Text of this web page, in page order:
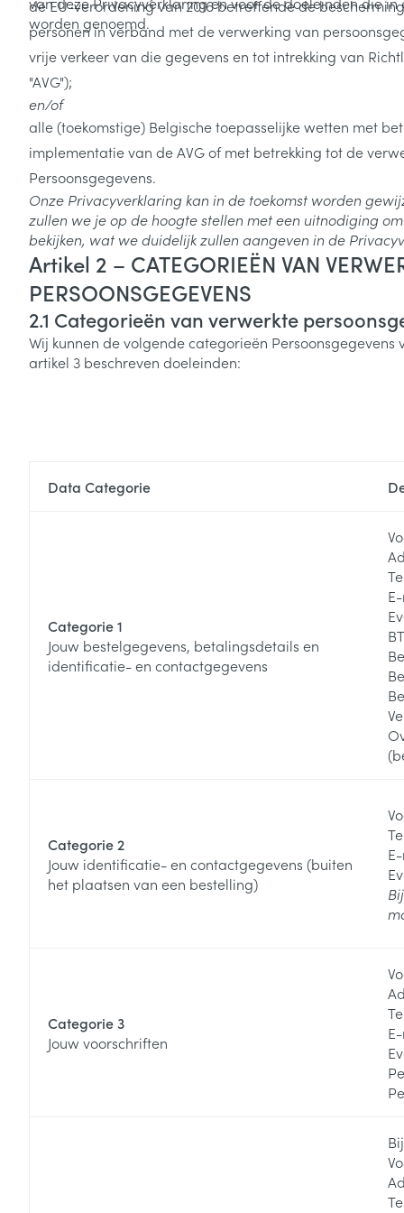
worden genoemd.
de EU-verordening van 2016 betreffende de
personen in verband met de verwerking van
vrije verkeer van die gegevens en tot intrekking van
"AVG");
en/of
alle (toekomstige) Belgische toepasselijke wetten met
implementatie van de AVG of met betrekking tot de
Persoonsgegevens.
Onze Privacyverklaring kan in de toekomst worden
zullen we je op de hoogte stellen met een uitnodiging
bekijken, wat we duidelijk zullen aangeven in de
Artikel 2 – CATEGORIEËN VAN
PERSOONSGEGEVENS
2.1 Categorieën van verwerkte
Wij kunnen de volgende categorieën Persoonsgegevens
artikel 3 beschreven doeleinden:
Data Categorie
Categorie 1
Jouw bestelgegevens, betalingsdetails en
identificatie- en contactgegevens
Categorie 2
Jouw identificatie- en contactgegevens (buiten
het plaatsen van een bestelling)
Categorie 3
Jouw voorschriften